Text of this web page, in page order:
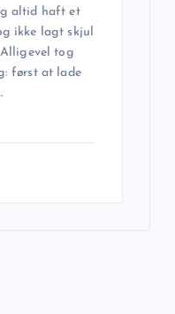
altid haft et
ikke lagt skjul
tog
først at lade